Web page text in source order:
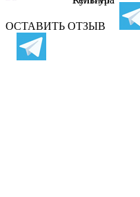
ОСТАВИТЬ ОТЗЫВ